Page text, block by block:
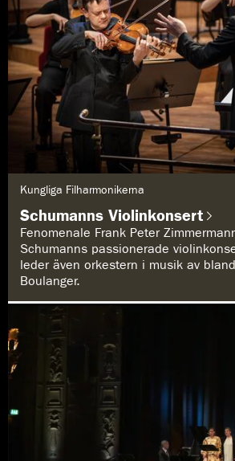
Kungliga Filharmonikerna
Schumanns Violinkonsert
Fenomenale Frank Peter
Schumanns passionerade
leder även orkestern i musik av
Boulanger.